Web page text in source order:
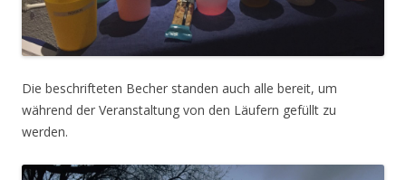
Die beschrifteten Becher standen auch alle bereit, um
während der Veranstaltung von den Läufern gefüllt zu
werden.